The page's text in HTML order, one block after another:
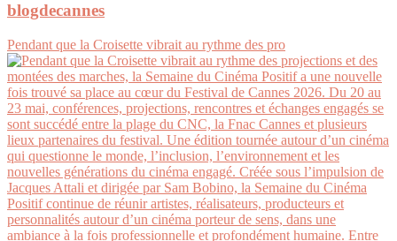
blogdecannes
Pendant que la Croisette vibrait au rythme des pro